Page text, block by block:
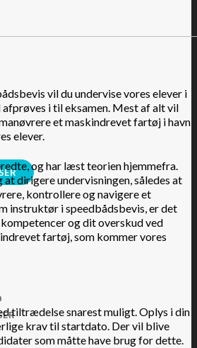
vil du undervise vores elever i
afprøves i til eksamen. Mest af alt vil
et maskindrevet fartøj i havn
elever.
og har læst teorien hjemmefra.
dirigere undervisningen, således at
kontrollere og navigere et
instruktør i speedbådsbevis, er det
og dit overskud ved
fartøj, som kommer vores
tiltrædelse snarest muligt. Oplys i din
krav til startdato. Der vil blive
som måtte have brug for dette.